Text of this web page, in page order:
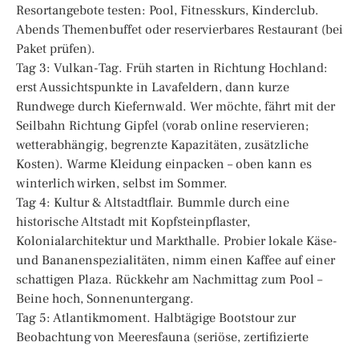
Resortangebote testen: Pool, Fitnesskurs, Kinderclub.
Abends Themenbuffet oder reservierbares Restaurant (bei
Paket prüfen).
Tag 3: Vulkan-Tag. Früh starten in Richtung Hochland:
erst Aussichtspunkte in Lavafeldern, dann kurze
Rundwege durch Kiefernwald. Wer möchte, fährt mit der
Seilbahn Richtung Gipfel (vorab online reservieren;
wetterabhängig, begrenzte Kapazitäten, zusätzliche
Kosten). Warme Kleidung einpacken – oben kann es
winterlich wirken, selbst im Sommer.
Tag 4: Kultur & Altstadtflair. Bummle durch eine
historische Altstadt mit Kopfsteinpflaster,
Kolonialarchitektur und Markthalle. Probier lokale Käse-
und Bananenspezialitäten, nimm einen Kaffee auf einer
schattigen Plaza. Rückkehr am Nachmittag zum Pool –
Beine hoch, Sonnenuntergang.
Tag 5: Atlantikmoment. Halbtägige Bootstour zur
Beobachtung von Meeresfauna (seriöse, zertifizierte